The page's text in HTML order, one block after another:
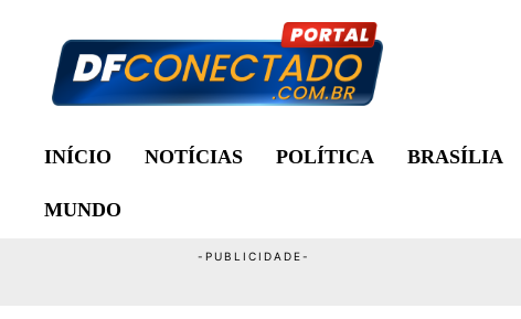
INÍCIO NOTÍCIAS POLÍTICA BRASÍLIA
MUNDO